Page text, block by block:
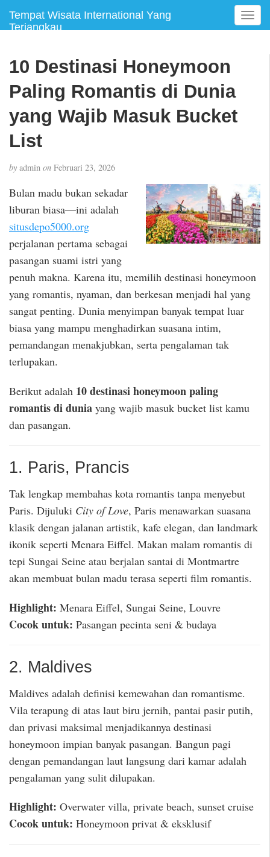
Tempat Wisata International Yang
Terjangkau
T
o
i
o
n
10 Destinasi Honeymoon
Paling Romantis di Dunia
yang Wajib Masuk Bucket
List
by admin on Februari 23, 2026
Bulan madu bukan sekadar
liburan biasa—ini adalah
situsdepo5000.org
perjalanan pertama sebagai
pasangan suami istri yang
penuh makna. Karena itu, memilih destinasi honeymoon
yang romantis, nyaman, dan berkesan menjadi hal yang
sangat penting. Dunia menyimpan banyak tempat luar
biasa yang mampu menghadirkan suasana intim,
pemandangan menakjubkan, serta pengalaman tak
terlupakan.
Berikut adalah 10 destinasi honeymoon paling
romantis di dunia yang wajib masuk bucket list kamu
dan pasangan.
1. Paris, Prancis
Tak lengkap membahas kota romantis tanpa menyebut
Paris. Dijuluki City of Love, Paris menawarkan suasana
klasik dengan jalanan artistik, kafe elegan, dan landmark
ikonik seperti Menara Eiffel. Makan malam romantis di
tepi Sungai Seine atau berjalan santai di Montmartre
akan membuat bulan madu terasa seperti film romantis.
Highlight: Menara Eiffel, Sungai Seine, Louvre
Cocok untuk: Pasangan pecinta seni & budaya
2. Maldives
Maldives adalah definisi kemewahan dan romantisme.
Vila terapung di atas laut biru jernih, pantai pasir putih,
dan privasi maksimal menjadikannya destinasi
honeymoon impian banyak pasangan. Bangun pagi
dengan pemandangan laut langsung dari kamar adalah
pengalaman yang sulit dilupakan.
Highlight: Overwater villa, private beach, sunset cruise
Cocok untuk: Honeymoon privat & eksklusif